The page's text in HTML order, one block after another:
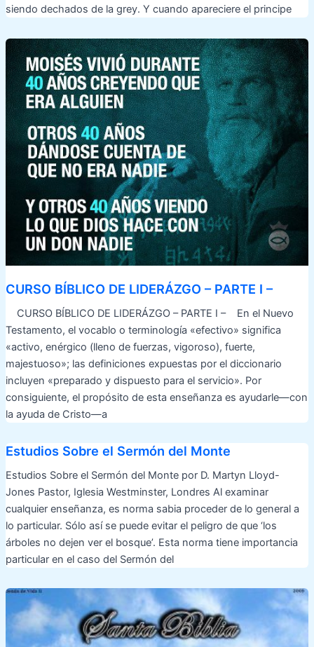
siendo dechados de la grey. Y cuando apareciere el principe
CURSO BÍBLICO DE LIDERÁZGO – PARTE I –
CURSO BÍBLICO DE LIDERÁZGO – PARTE I – En el Nuevo
Testamento, el vocablo o terminología «efectivo» significa
«activo, enérgico (lleno de fuerzas, vigoroso), fuerte,
majestuoso»; las definiciones expuestas por el diccionario
incluyen «preparado y dispuesto para el servicio». Por
consiguiente, el propósito de esta enseñanza es ayudarle—con
la ayuda de Cristo—a
Estudios Sobre el Sermón del Monte
Estudios Sobre el Sermón del Monte por D. Martyn Lloyd-
Jones Pastor, Iglesia Westminster, Londres Al examinar
cualquier enseñanza, es norma sabia proceder de lo general a
lo particular. Sólo así se puede evitar el peligro de que ‘los
árboles no dejen ver el bosque’. Esta norma tiene importancia
particular en el caso del Sermón del